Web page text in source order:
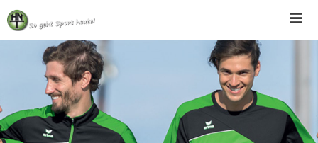
Skip
to
content